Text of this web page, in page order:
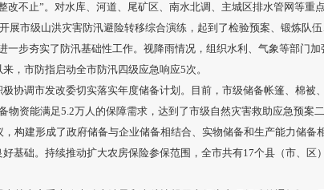
改不止”。对水库、河道、尾矿区、南水北调、主城区排水管网等重
展市级山洪灾害防汛避险转移综合演练，起到了检验预案、锻炼队
一步夯实了防汛基础性工作。视降雨情况，组织水利、气象等部门加
，市防指启动全市防汛四级应急响应5次。
协调市发改委切实落实年度储备计划。目前，市级储备帐篷、棉被
物资能满足5.2万人的保障需求，达到了市级自然灾害救助应急预案
构建形成了政府储备与企业储备相结合、实物储备和生产能力储备
基础。持续推动扩大农房保险参保范围，全市共有17个县（市、区